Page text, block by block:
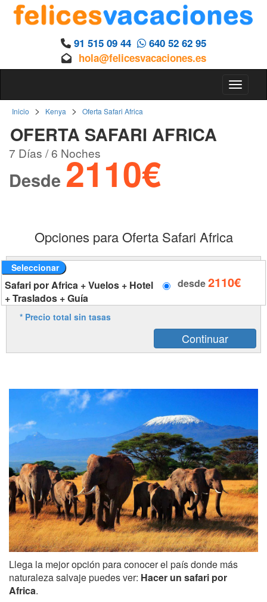
91 515 09 44
640 52 62 95
hola@felicesvacaciones.es
Inicio > Kenya > Oferta Safari Africa
OFERTA SAFARI AFRICA
7 Días / 6 Noches
Desde 2110€
Opciones para Oferta Safari Africa
Seleccionar
Safari por Africa + Vuelos + Hotel
+ Traslados + Guía
desde2110€
* Precio total sin tasas
Llega la mejor opción para conocer el país donde más
naturaleza salvaje puedes ver: Hacer un safari por
Africa.